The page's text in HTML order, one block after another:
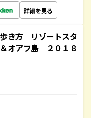
詳細を見る
き方 リゾートスタ
オアフ島 ２０１８